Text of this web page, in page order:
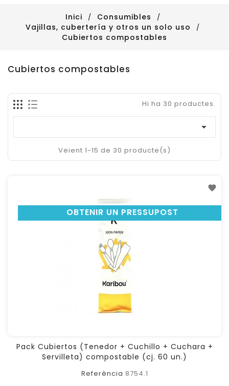
Inici
Consumibles
Vajillas, cubertería y otros un solo uso
Cubiertos compostables
Cubiertos compostables
Hi ha 30 productes.

Veient 1-15 de 30 producte(s)
OBTENIR UN PRESSUPOST
Pack Cubiertos (Tenedor + Cuchillo + Cuchara +
Servilleta) compostable (cj. 60 un.)
Referència 8754.1